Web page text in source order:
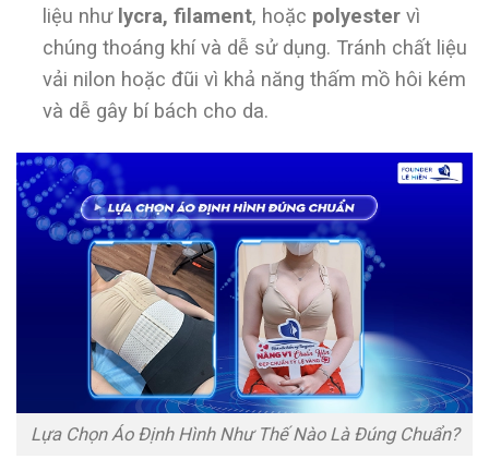
liệu như lycra, filament, hoặc polyestervì
chúng thoáng khí và dễ sử dụng. Tránh chất liệu
vải nilon hoặc đũi vì khả năng thấm mồ hôi kém
và dễ gây bí bách cho da.
Lựa Chọn Áo Định Hình Như Thế Nào Là Đúng Chuẩn?